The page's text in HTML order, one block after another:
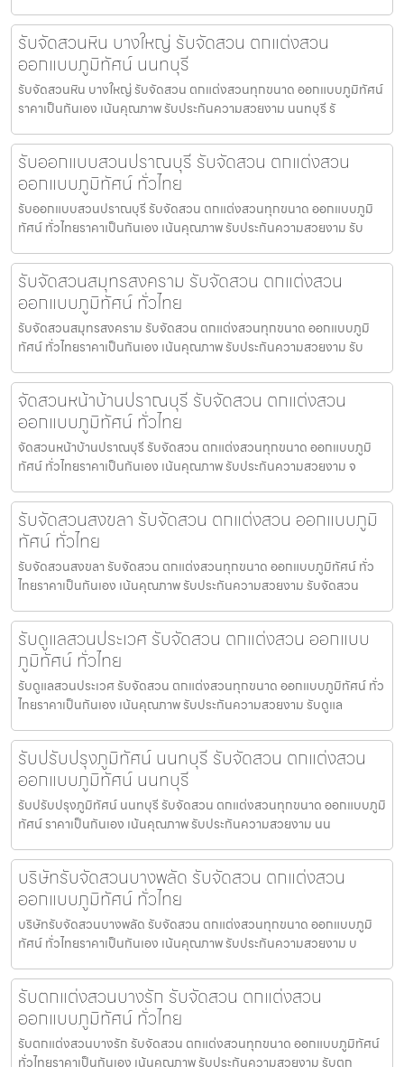
รับจัดสวนหิน บางใหญ่ รับจัดสวน ตกแต่งสวน
ออกแบบภูมิทัศน์ นนทบุรี
รับจัดสวนหิน บางใหญ่ รับจัดสวน ตกแต่งสวนทุกขนาด ออกแบบภูมิทัศน์
ราคาเป็นกันเอง เน้นคุณภาพ รับประกันความสวยงาม นนทบุรี รั
รับออกแบบสวนปราณบุรี รับจัดสวน ตกแต่งสวน
ออกแบบภูมิทัศน์ ทั่วไทย
รับออกแบบสวนปราณบุรี รับจัดสวน ตกแต่งสวนทุกขนาด ออกแบบภูมิ
ทัศน์ ทั่วไทยราคาเป็นกันเอง เน้นคุณภาพ รับประกันความสวยงาม รับ
รับจัดสวนสมุทรสงคราม รับจัดสวน ตกแต่งสวน
ออกแบบภูมิทัศน์ ทั่วไทย
รับจัดสวนสมุทรสงคราม รับจัดสวน ตกแต่งสวนทุกขนาด ออกแบบภูมิ
ทัศน์ ทั่วไทยราคาเป็นกันเอง เน้นคุณภาพ รับประกันความสวยงาม รับ
จัดสวนหน้าบ้านปราณบุรี รับจัดสวน ตกแต่งสวน
ออกแบบภูมิทัศน์ ทั่วไทย
จัดสวนหน้าบ้านปราณบุรี รับจัดสวน ตกแต่งสวนทุกขนาด ออกแบบภูมิ
ทัศน์ ทั่วไทยราคาเป็นกันเอง เน้นคุณภาพ รับประกันความสวยงาม จ
รับจัดสวนสงขลา รับจัดสวน ตกแต่งสวน ออกแบบภูมิ
ทัศน์ ทั่วไทย
รับจัดสวนสงขลา รับจัดสวน ตกแต่งสวนทุกขนาด ออกแบบภูมิทัศน์ ทั่ว
ไทยราคาเป็นกันเอง เน้นคุณภาพ รับประกันความสวยงาม รับจัดสวน
รับดูแลสวนประเวศ รับจัดสวน ตกแต่งสวน ออกแบบ
ภูมิทัศน์ ทั่วไทย
รับดูแลสวนประเวศ รับจัดสวน ตกแต่งสวนทุกขนาด ออกแบบภูมิทัศน์ ทั่ว
ไทยราคาเป็นกันเอง เน้นคุณภาพ รับประกันความสวยงาม รับดูแล
รับปรับปรุงภูมิทัศน์ นนทบุรี รับจัดสวน ตกแต่งสวน
ออกแบบภูมิทัศน์ นนทบุรี
รับปรับปรุงภูมิทัศน์ นนทบุรี รับจัดสวน ตกแต่งสวนทุกขนาด ออกแบบภูมิ
ทัศน์ ราคาเป็นกันเอง เน้นคุณภาพ รับประกันความสวยงาม นน
บริษัทรับจัดสวนบางพลัด รับจัดสวน ตกแต่งสวน
ออกแบบภูมิทัศน์ ทั่วไทย
บริษัทรับจัดสวนบางพลัด รับจัดสวน ตกแต่งสวนทุกขนาด ออกแบบภูมิ
ทัศน์ ทั่วไทยราคาเป็นกันเอง เน้นคุณภาพ รับประกันความสวยงาม บ
รับตกแต่งสวนบางรัก รับจัดสวน ตกแต่งสวน
ออกแบบภูมิทัศน์ ทั่วไทย
รับตกแต่งสวนบางรัก รับจัดสวน ตกแต่งสวนทุกขนาด ออกแบบภูมิทัศน์
ทั่วไทยราคาเป็นกันเอง เน้นคุณภาพ รับประกันความสวยงาม รับตก